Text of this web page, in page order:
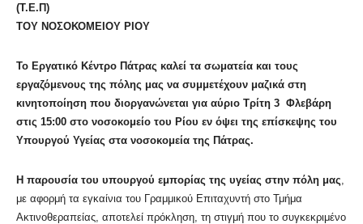
(Τ.Ε.Π)
ΤΟΥ ΝΟΣΟΚΟΜΕΙΟΥ ΡΙΟΥ
Το Εργατικό Kέντρο Πάτρας καλεί τα σωματεία και τους
εργαζόμενους της πόλης μας να συμμετέχουν μαζικά στη
κινητοποίηση που διοργανώνεται για αύριο Τρίτη 3 Φλεβάρη
στις 15:00 στο νοσοκομείο του Ρίου εν όψει της επίσκεψης του
Υπουργού Υγείας στα νοσοκομεία της Πάτρας.
Η παρουσία του υπουργού εμπορίας της υγείας στην πόλη μας
με αφορμή τα εγκαίνια του Γραμμικού Επιταχυντή στο Τμήμα
Ακτινοθεραπείας, αποτελεί πρόκληση, τη στιγμή που το συγκεκριμένο